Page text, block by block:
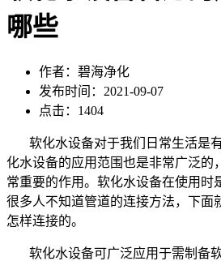
哪些
作者：碧海净化
发布时间：2021-09-07
点击：1404
软化水设备对于我们日常生活是
化水设备的应用范围也是非常广泛的
常重要的作用。软化水设备在使用时
很多人不知道管道的连接方法，下面
怎样连接的。
软化水设备可广泛应用于需制备